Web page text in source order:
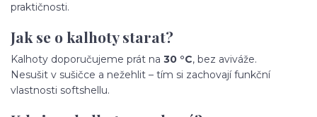
praktičnosti.
Jak se o kalhoty starat?
Kalhoty doporučujeme prát na 30 °C, bez aviváže.
Nesušit v sušičce a nežehlit – tím si zachovají funkční
vlastnosti softshellu.